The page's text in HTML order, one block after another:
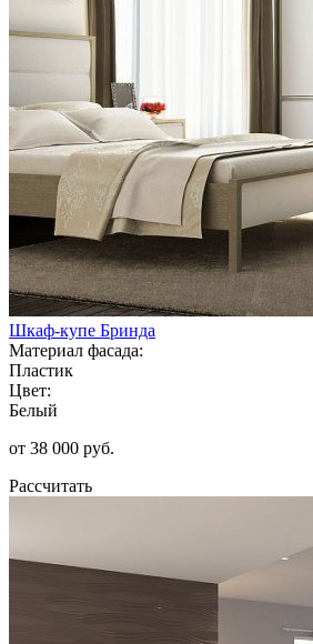
Шкаф-купе Бринда
Материал фасада:
Пластик
Цвет:
Белый
от 38 000 руб.
Рассчитать